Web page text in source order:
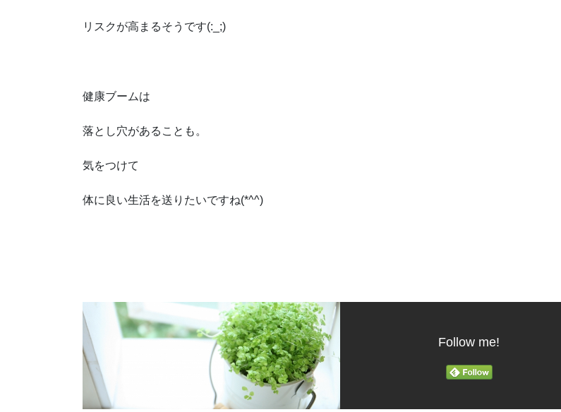
リスクが高まるそうです(:_;)
健康ブームは
落とし穴があることも。
気をつけて
体に良い生活を送りたいですね(*^^)
Follow me!